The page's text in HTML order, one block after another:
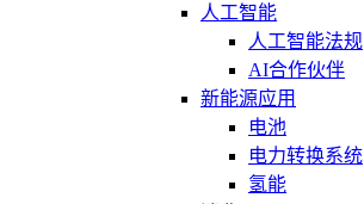
人工智能
人工智能法规
AI合作伙伴
新能源应用
电池
电力转换系统
氢能